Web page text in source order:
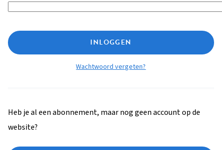
INLOGGEN
Wachtwoord vergeten?
Heb je al een abonnement, maar nog geen account op de
website?